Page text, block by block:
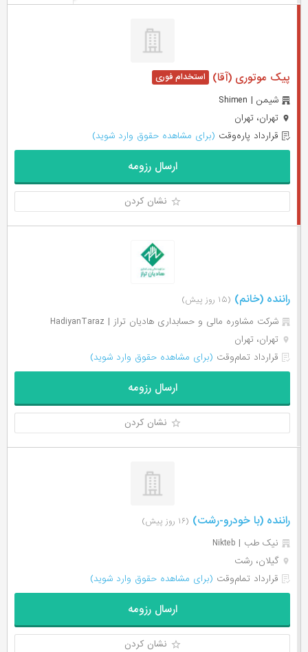
پیک موتوری (آقا)
شیمن | Shimen
تهران، تهران
قرارداد پاره‌وقت (برای مشاهده حقوق وارد شوید)
ارسال رزومه
نشان کردن
راننده (خانم) (۱۵ روز پیش)
شرکت مشاوره مالی و حسابداری هادیان تراز | HadiyanTaraz
تهران، تهران
قرارداد تمام‌وقت (برای مشاهده حقوق وارد شوید)
ارسال رزومه
نشان کردن
راننده (با خودرو-رشت) (۱۶ روز پیش)
نیک طب | Nikteb
گیلان، رشت
قرارداد تمام‌وقت (برای مشاهده حقوق وارد شوید)
ارسال رزومه
نشان کردن